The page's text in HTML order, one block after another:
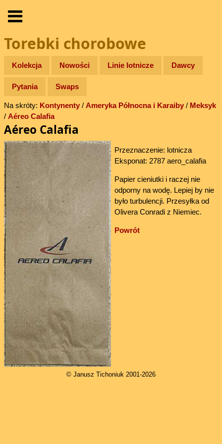
Torebki chorobowe
Kolekcja Nowości Linie lotnicze Dawcy
Pytania Swaps
Na skróty: Kontynenty/ Ameryka Północna i Karaiby/ Meksyk
/ Aéreo Calafia
Aéreo Calafia
Przeznaczenie: lotnicza
Eksponat: 2787 aero_calafia
Papier cieniutki i raczej nie
odporny na wodę. Lepiej by nie
było turbulencji. Przesyłka od
Olivera Conradi z Niemiec.
Powrót
© Janusz Tichoniuk 2001-2026